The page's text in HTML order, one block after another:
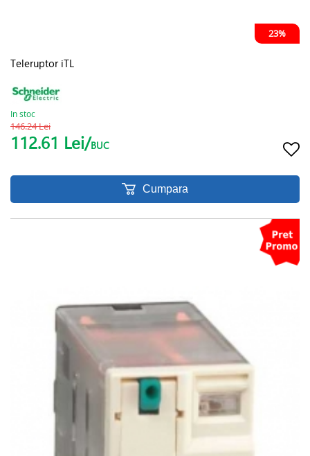
23%
Teleruptor iTL
In stoc
146.24 Lei
112.61 Lei/BUC
Cumpara